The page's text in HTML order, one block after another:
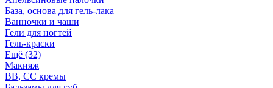
База, основа для гель-лака
Ванночки и чаши
Гели для ногтей
Гель-краски
Ещё (32)
Макияж
BB, СС кремы